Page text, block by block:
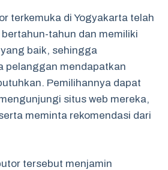
terkemuka di Yogyakarta telah
tahun dan memiliki
baik, sehingga
pelanggan mendapatkan
Pemilihannya dapat
situs web mereka,
meminta rekomendasi dari
tersebut menjamin